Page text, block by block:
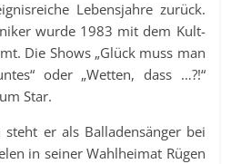
Lebensjahre zurück.
wurde 1983 mit dem Kult-
Die Shows „Glück muss man
oder „Wetten, dass …?!“
Star.
er als Balladensänger bei
in seiner Wahlheimat Rügen